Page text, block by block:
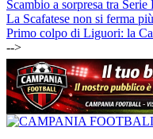
Scambio a sorpresa tra
La Scafatese non si ferma
Primo colpo di Liguori: la
-->